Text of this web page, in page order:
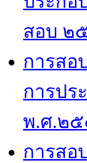
สอบ ๒
การสอ
การปร
พ.ศ.๒
การสอ